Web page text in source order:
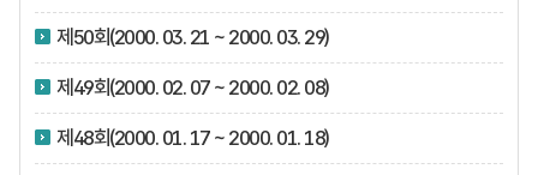
제50회(2000. 03. 21 ~ 2000. 03. 29)
제49회(2000. 02. 07 ~ 2000. 02. 08)
제48회(2000. 01. 17 ~ 2000. 01. 18)